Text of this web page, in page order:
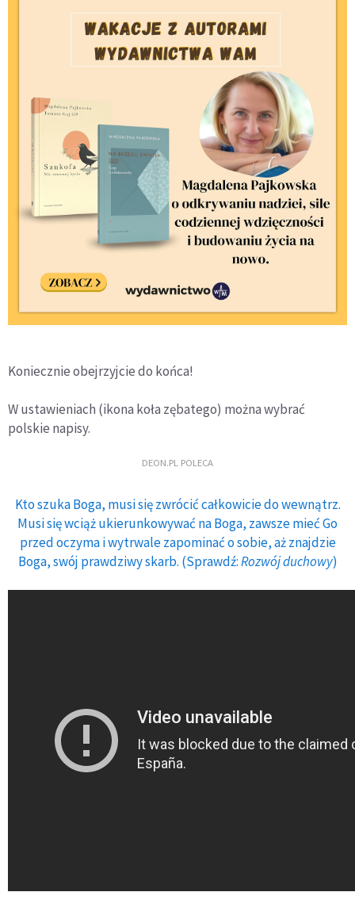
Koniecznie obejrzyjcie do końca!
W ustawieniach (ikona koła zębatego) można wybrać
polskie napisy.
DEON.PL POLECA
Kto szuka Boga, musi się zwrócić całkowicie do wewnątrz.
Musi się wciąż ukierunkowywać na Boga, zawsze mieć Go
przed oczyma i wytrwale zapominać o sobie, aż znajdzie
Boga, swój prawdziwy skarb. (Sprawdź:Rozwój duchowy)